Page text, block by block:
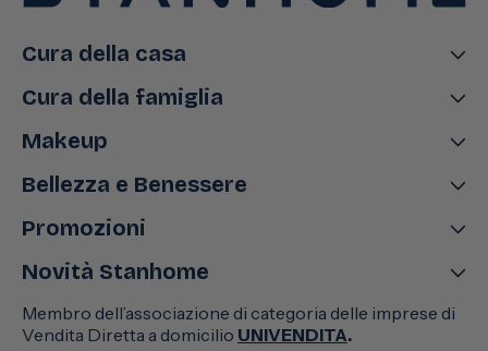
Cura della casa
Cura della famiglia
Makeup
Bellezza e Benessere
Promozioni
Novità Stanhome
Membro dell’associazione di categoria delle imprese di
Vendita Diretta a domicilio UNIVENDITA.